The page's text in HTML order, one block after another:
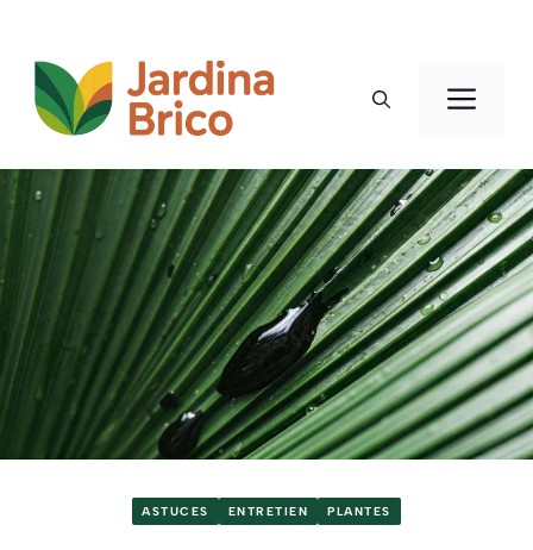
contenu
ASTUCES ENTRETIEN PLANTES